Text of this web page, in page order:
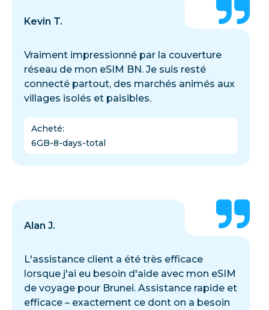
Kevin T.
Vraiment impressionné par la couverture
réseau de mon eSIM BN. Je suis resté
connecté partout, des marchés animés aux
villages isolés et paisibles.
Acheté:
6GB-8-days-total
Alan J.
L'assistance client a été très efficace
lorsque j'ai eu besoin d'aide avec mon eSIM
de voyage pour Brunei. Assistance rapide et
efficace – exactement ce dont on a besoin